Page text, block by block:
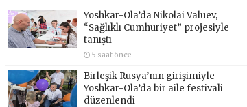
Yoshkar-Ola’da Nikolai Valuev,
“Sağlıklı Cumhuriyet” projesiyle
tanıştı
5 saat önce
Birleşik Rusya’nın girişimiyle
Yoshkar-Ola’da bir aile festivali
düzenlendi